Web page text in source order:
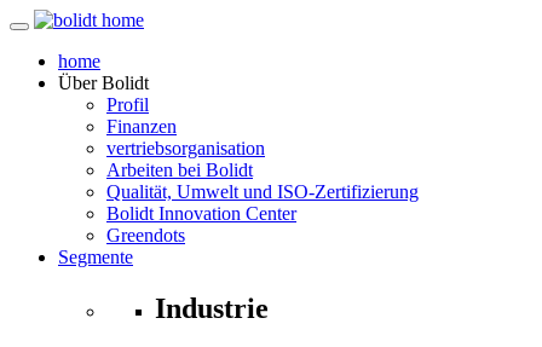
home
ÜberBolidt
Profil
Finanzen
vertriebsorganisation
Arbeiten bei Bolidt
Qualität, Umwelt und ISO-Zertifizierung
Bolidt Innovation Center
Greendots
Segmente
Industrie